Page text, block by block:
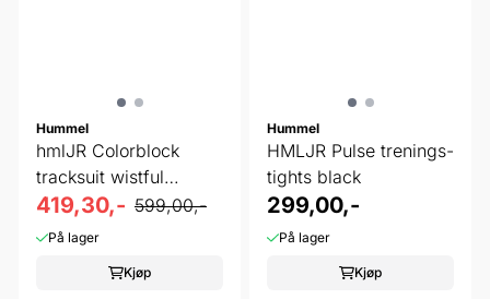
Hummel
hmlJR Colorblock
tracksuit wistful
mauve
419,30,- 599,00,-
På lager
Kjøp
Hummel
HMLJR Pulse trenings-
tights black
299,00,-
På lager
Kjøp